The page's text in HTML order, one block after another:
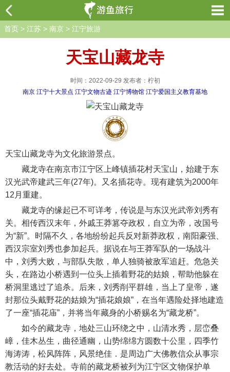
首页 > 江苏 > 南京 > 江宁旅游
天宝山藏龙寺
时间：2022-09-29 发布者：柠初
南京 江宁十大景点 江宁文物古迹 江宁博物馆 江宁爱国主义教育基地
天宝山藏龙寺为文化旅游景点。
藏龙寺在南京市江宁区上峰镇插花村天宝山，始建于东
汉光武帝建武三年(27年)。又名插花寺。现有建筑为2000年
12月重建。
藏龙寺的缘起已不可详考，传说是与东汉光武帝刘秀有
关。相传西汉末年，外戚王莽篡夺政权，自立为帝，改国号
为“新”。时隔不久，各地纷纷起兵反对新莽政权，南阳豪强、
西汉宗室刘秀也参加起兵。据说在与王莽军队的一场战斗
中，刘秀大败，与部队失散，单人独骑被敌军追赶。危急关
头，在路边小桥遇到一位头上插着野花的姑娘，帮助他躲在
桥洞里逃过了追杀。后来，刘秀削平群雄，当上了皇帝，遂
封那位头戴野花的姑娘为“插花娘娘”，在当年遇险处择地建造
了一座“插花庙”，并将当年藏身的小桥赐名为“藏龙桥”。
如今的藏龙寺，地处三山环绕之中，山清水秀，层峦叠
嶂，佳木丛生，曲径通幽，山势绵绵方圆数十公里，四季竹
海涛涛，松风阵阵，风景绝佳．是周边广大佛教信众从事宗
教活动的好去处。寺前的藏龙桥被列为江宁区文物保护单